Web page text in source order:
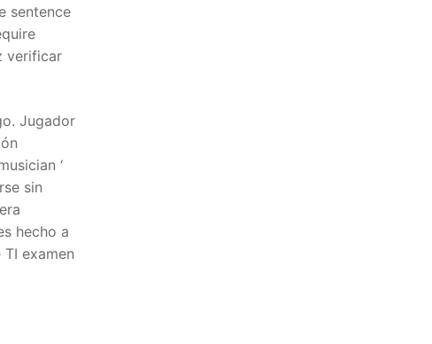
sentence
verificar
Jugador
‘
sin
hecho a
examen